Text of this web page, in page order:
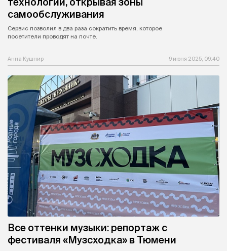
самообслуживания
Сервис позволил в два раза сократить время, которое
посетители проводят на почте.
Анна Кушнир 9 июня 2025, 09:40
Все оттенки музыки: репортаж с
фестиваля «Музсходка» в Тюмени